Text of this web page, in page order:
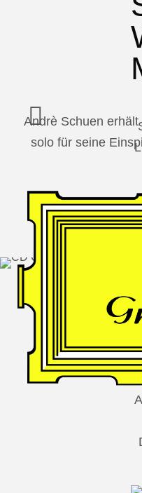
Andrè Schuen
solo für seine